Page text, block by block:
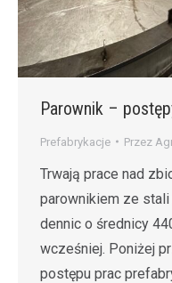
Parownik –
Prefabrykacje Przez
Trwają prace nad
parownikiem ze stali
dennic o średnicy
wcześniej. Poniżej
postępu prac